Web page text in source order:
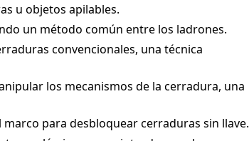
u objetos apilables.
un método común entre los ladrones.
convencionales, una técnica
los mecanismos de la cerradura, una
para desbloquear cerraduras sin llave.